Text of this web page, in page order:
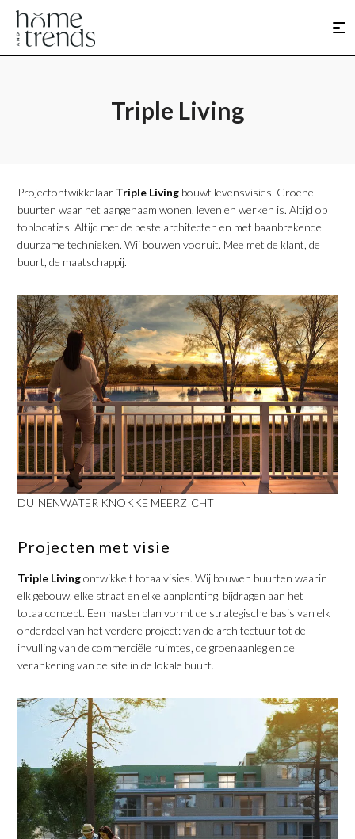
Triple Living
Projectontwikkelaar Triple Living bouwt levensvisies. Groene
buurten waar het aangenaam wonen, leven en werken is. Altijd op
toplocaties. Altijd met de beste architecten en met baanbrekende
duurzame technieken. Wij bouwen vooruit. Mee met de klant, de
buurt, de maatschappij.
DUINENWATER KNOKKE MEERZICHT
Projecten met visie
Triple Livingontwikkelt totaalvisies. Wij bouwen buurten waarin
elk gebouw, elke straat en elke aanplanting, bijdragen aan het
totaalconcept. Een masterplan vormt de strategische basis van elk
onderdeel van het verdere project: van de architectuur tot de
invulling van de commerciële ruimtes, de groenaanleg en de
verankering van de site in de lokale buurt.